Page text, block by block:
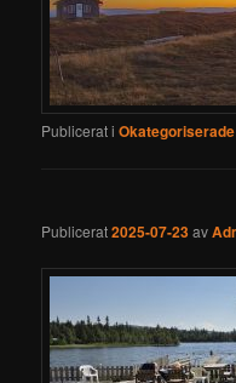
Publicerat i Okategoriserade
Publicerat2025-07-23av